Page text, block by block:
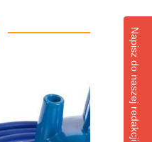
Napisz do naszej redakcji